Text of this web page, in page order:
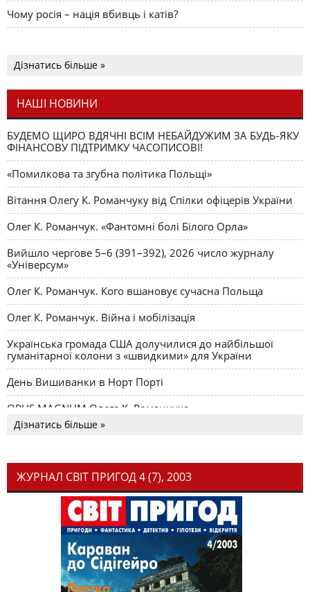
Чому росія – нація вбивць і катів?
Дізнатись більше »
НАШІ НОВИНИ
БУДЕМО ЩИРО ВДЯЧНІ ВСІМ НЕБАЙДУЖИМ ЗА БУДЬ-ЯКУ
ФІНАНСОВУ ПІДТРИМКУ ЧАСОПИСОВІ!
«Помилкова та згубна політика Польщі»
Вітання Олегу К. Романчуку від Спілки офіцерів України
Олег К. Романчук. «Фантомні болі Білого Орла»
Вийшло чергове 5–6 (391–392), 2026 число журналу
«Універсум»
Олег К. Романчук. Кого вшановує сучасна Польща
Олег К. Романчук. Війна і мобілізація
Українська громада США долучилися до найбільшої
гуманітарної колони з «швидкими» для України
День Вишиванки в Норт Порті
OPUS MAGNUM Олега К. Романчука
Дізнатись більше »
ЖУРНАЛ СВІТ ПРИГОД 4 (7), 2003